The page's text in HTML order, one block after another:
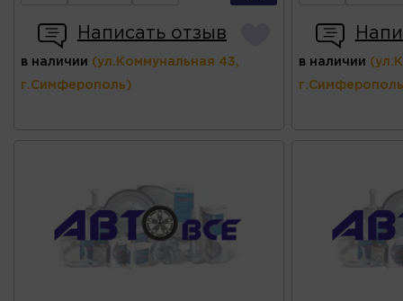
Написать отзыв
в наличии (ул.Коммунальная 43,
г.Симферополь)
в наличии